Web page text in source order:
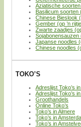
Aziatische
Basilicum soorten
Chinese Bieslook
Gember (op ’n
Zwarte zaadjes
Sojabonensauzen
Japanse noodles
Chinese noodles
TOKO’S
Adreslijst Toko’s
Adreslijst Toko’s
Groothandels
Online Toko’s
Toko’s in Almere
Toko’s in
Toko’s in